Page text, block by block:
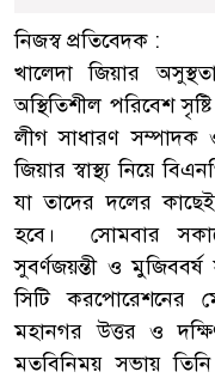
নিজস্ব প্রতিবেদক :
খালেদা জিয়ার
অস্থিতিশীল পরিবেশ
লীগ সাধারণ সম্পাদক
জিয়ার স্বাস্থ্য নিয়ে
যা তাদের দলের
হবে। সোমবার সকালে
সুবর্ণজয়ন্তী ও
সিটি করপোরেশনের
মহানগর উত্তর ও
মতবিনিময় সভায়